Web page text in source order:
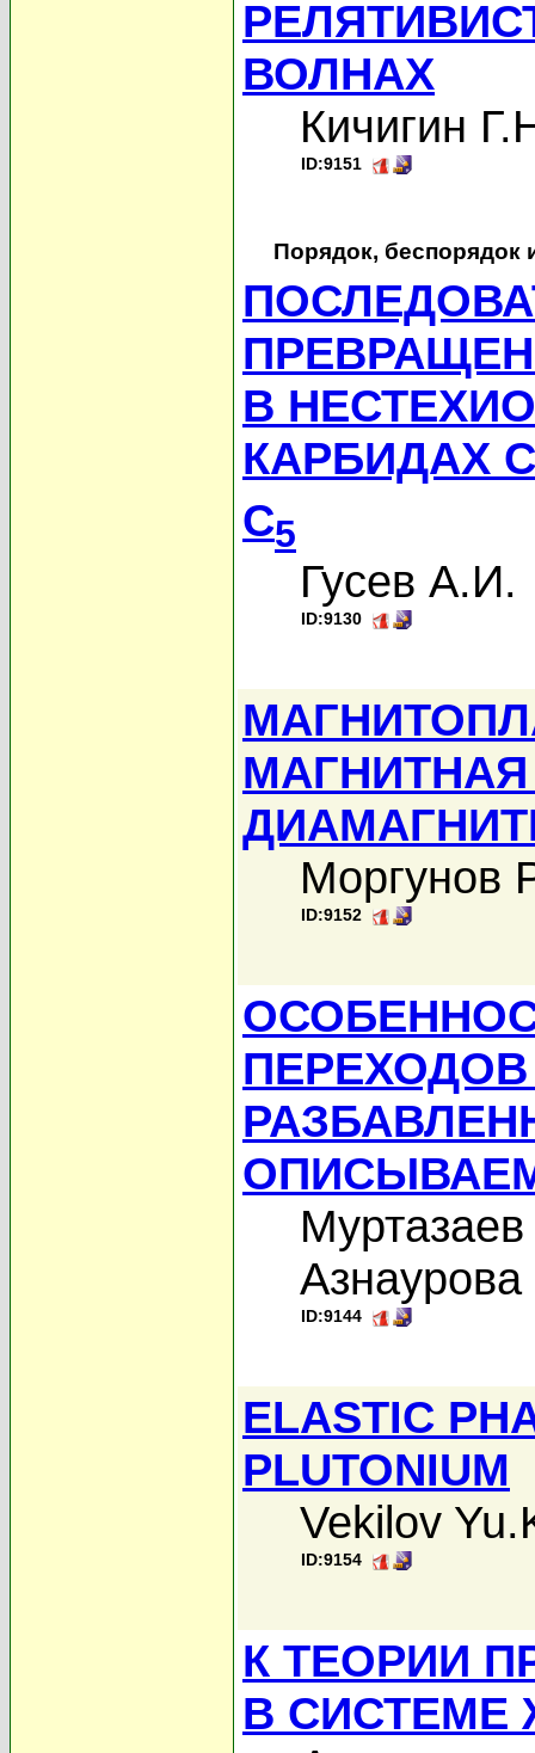
ВОЛНАХ
Кичигин
ID:9151
Порядок, беспорядок
В
КАРБИДАХ
C5
Гусев А.И.
ID:9130
Моргунов
ID:9152
ID:9144
ELASTIC
PLUTONIUM
Vekilov
ID:9154
К ТЕОРИИ
В СИСТЕМЕ